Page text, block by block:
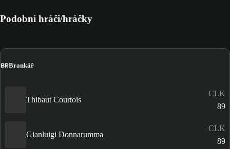
Podobní hráči/hráčky
BRBrankář
Thibaut Courtois
CLK
89
Gianluigi Donnarumma
CLK
89